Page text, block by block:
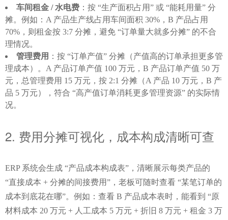
车间租金 / 水电费 ：按 “生产面积占用” 或 “能耗用量” 分
摊。例如：A 产品生产线占用车间面积 30%，B 产品占用
70%，则租金按 3:7 分摊，避免 “订单量大就多分摊” 的不合
理情况。
管理费用 ：按 “订单产值” 分摊（产值高的订单承担更多管
理成本）。A 产品订单产值 100 万元，B 产品订单产值 50 万
元，总管理费用 15 万元，按 2:1 分摊（A 产品 10 万元，B 产
品 5 万元），符合 “高产值订单消耗更多管理资源” 的实际情
况。
2. 费用分摊可视化，成本构成清晰可查
ERP 系统会生成 “产品成本构成表”，清晰展示每类产品的
“直接成本 + 分摊的间接费用”，老板可随时查看 “某笔订单的
成本到底花在哪”。例如：查看 B 产品成本表时，能看到 “原
材料成本 20 万元 + 人工成本 5 万元 + 折旧 8 万元 + 租金 3 万